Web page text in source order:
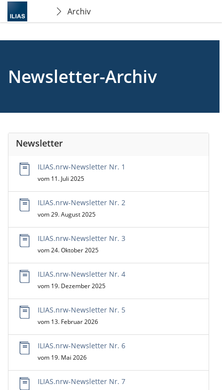
Archiv
Newsletter-Archiv
Newsletter
ILIAS.nrw-Newsletter Nr. 1
vom 11. Juli 2025
ILIAS.nrw-Newsletter Nr. 2
vom 29. August 2025
ILIAS.nrw-Newsletter Nr. 3
vom 24. Oktober 2025
ILIAS.nrw-Newsletter Nr. 4
vom 19. Dezember 2025
ILIAS.nrw-Newsletter Nr. 5
vom 13. Februar 2026
ILIAS.nrw-Newsletter Nr. 6
vom 19. Mai 2026
ILIAS.nrw-Newsletter Nr. 7